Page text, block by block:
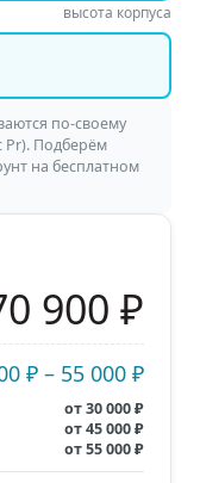
высота корпуса
по-своему
Pr). Подберём
на бесплатном
900 ₽
₽ – 55 000 ₽
от30 000 ₽
от45 000 ₽
от55 000 ₽